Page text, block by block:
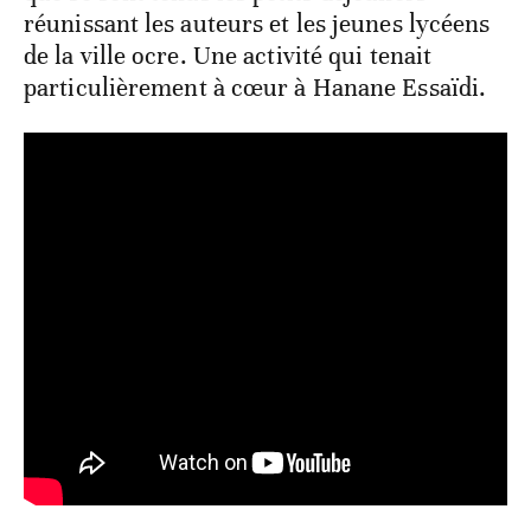
réunissant les auteurs et les jeunes lycéens
de la ville ocre. Une activité qui tenait
particulièrement à cœur à Hanane Essaïdi.